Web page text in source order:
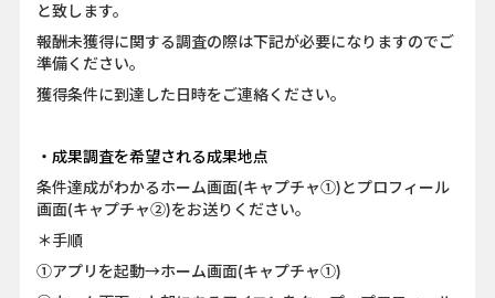
と致します。
報酬未獲得に関する調査の際は下記が必要になりますのでご
準備ください。
獲得条件に到達した日時をご連絡ください。
・成果調査を希望される成果地点
条件達成がわかるホーム画面(キャプチャ①)とプロフィール
画面(キャプチャ②)をお送りください。
＊手順
①アプリを起動→ホーム画面(キャプチャ①)